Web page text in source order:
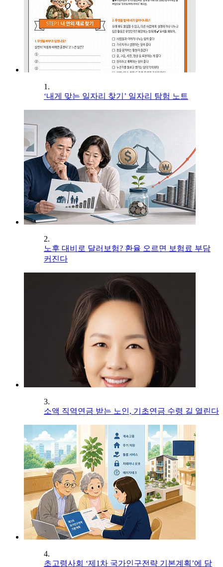
1.
‘내게 맞는 일자리 찾기’ 일자리 탐험 노트
2.
노후 대비로 달러보험? 환율 오르면 보험료 부담
커진다
3.
소액 직역연금 받는 노인, 기초연금 수령 길 열린다
4.
초고령사회 ‘제1차 국가인구전략 기본계획’에 담